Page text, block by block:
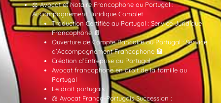
⚖️ Avocat et Notaire Francophone au Portugal :
Accompagnement Juridique Complet
Traduction Certifiée au Portugal : Service Juridique
Francophone 📄
Ouverture de Compte Bancaire au Portugal : Service
d’Accompagnement Francophone 🏦
Création d’Entreprise au Portugal
Avocat francophone en droit de la famille au
Portugal
Le droit portugais
⚖️ Avocat Franco-Portugais Succession :